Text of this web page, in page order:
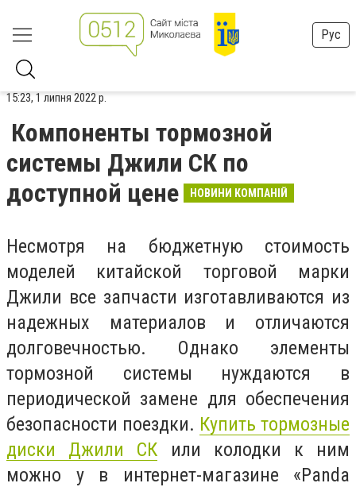
Рус
15:23, 1 липня 2022 р.
Компоненты тормозной
системы Джили СК по
доступной цене
НОВИНИ КОМПАНІЙ
Несмотря на бюджетную стоимость
моделей китайской торговой марки
Джили все запчасти изготавливаются из
надежных материалов и отличаются
долговечностью. Однако элементы
тормозной системы нуждаются в
периодической замене для обеспечения
безопасности поездки. Купить тормозные
диски Джили СК или колодки к ним
можно у в интернет-магазине «Panda